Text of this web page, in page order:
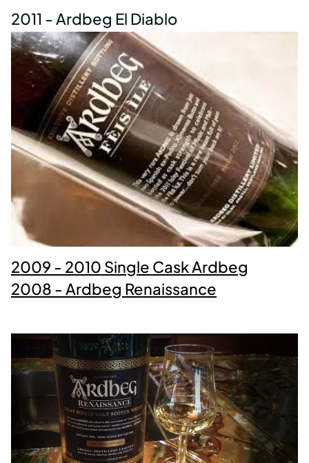
2011 - Ardbeg El Diablo
2009 - 2010 Single Cask Ardbeg
2008 - Ardbeg Renaissance